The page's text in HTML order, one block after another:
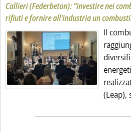
Callieri (Federbeton): “investire nei
rifiuti e fornire all'industria un
Il
(Leap),